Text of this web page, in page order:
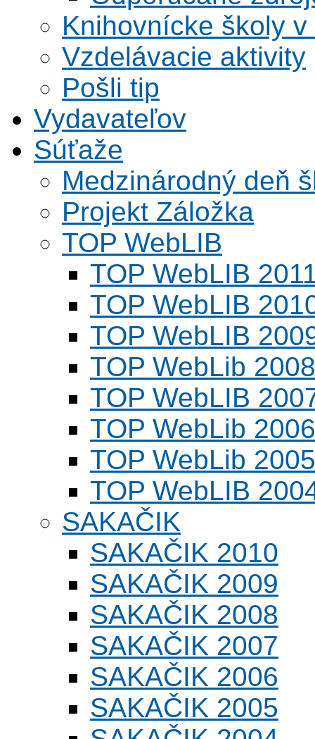
Knihovnícke školy v
Vzdelávacie aktivity
Pošli tip
Vydavateľov
Súťaže
Medzinárodný deň
Projekt Záložka
TOP WebLIB
TOP WebLIB
TOP WebLIB
TOP WebLIB
TOP WebLib 2008
TOP WebLIB
TOP WebLib 2006
TOP WebLib 2005
TOP WebLIB
SAKAČIK
SAKAČIK 2010
SAKAČIK 2009
SAKAČIK 2008
SAKAČIK 2007
SAKAČIK 2006
SAKAČIK 2005